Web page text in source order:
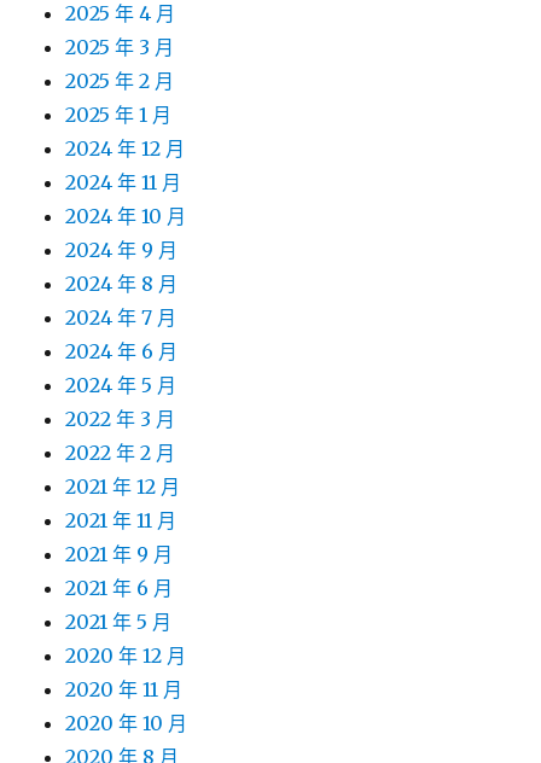
2025 年 4 月
2025 年 3 月
2025 年 2 月
2025 年 1 月
2024 年 12 月
2024 年 11 月
2024 年 10 月
2024 年 9 月
2024 年 8 月
2024 年 7 月
2024 年 6 月
2024 年 5 月
2022 年 3 月
2022 年 2 月
2021 年 12 月
2021 年 11 月
2021 年 9 月
2021 年 6 月
2021 年 5 月
2020 年 12 月
2020 年 11 月
2020 年 10 月
2020 年 8 月